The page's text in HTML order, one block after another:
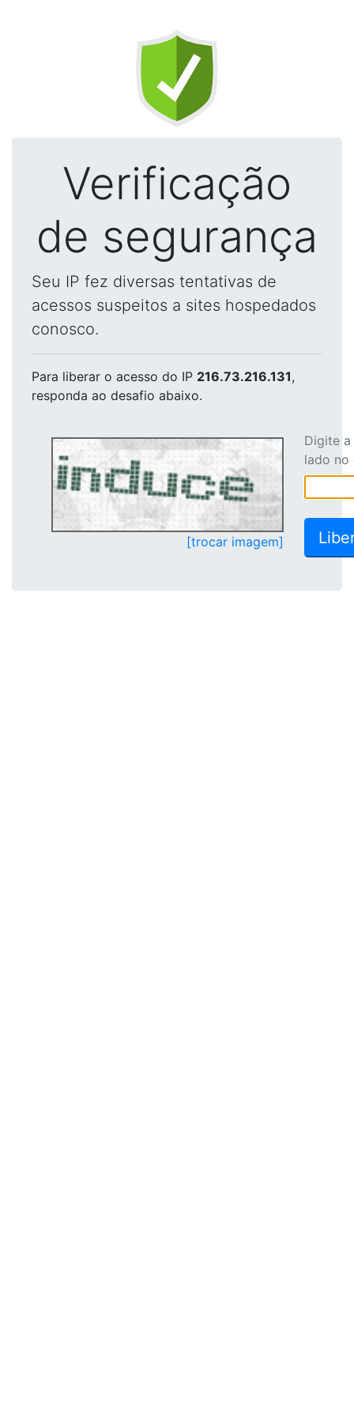
Verificação
de segurança
Seu IP fez diversas tentativas de
acessos suspeitos a sites hospedados
conosco.
Para liberar o acesso do IP 216.73.216.131,
responda ao desafio abaixo.
[trocar imagem]
Digite
lado no